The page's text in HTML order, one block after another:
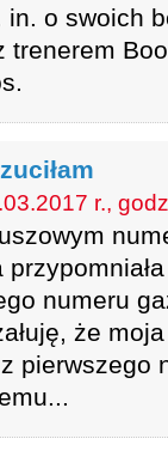
in. o swoich
trenerem
r.,
numeru
że
pierwszego